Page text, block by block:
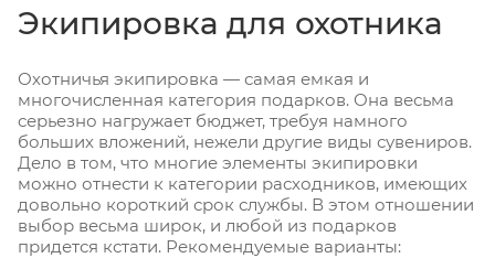
Экипировка для охотника
Охотничья экипировка — самая емкая и
многочисленная категория подарков. Она весьма
серьезно нагружает бюджет, требуя намного
больших вложений, нежели другие виды сувениров.
Дело в том, что многие элементы экипировки
можно отнести к категории расходников, имеющих
довольно короткий срок службы. В этом отношении
выбор весьма широк, и любой из подарков
придется кстати. Рекомендуемые варианты: